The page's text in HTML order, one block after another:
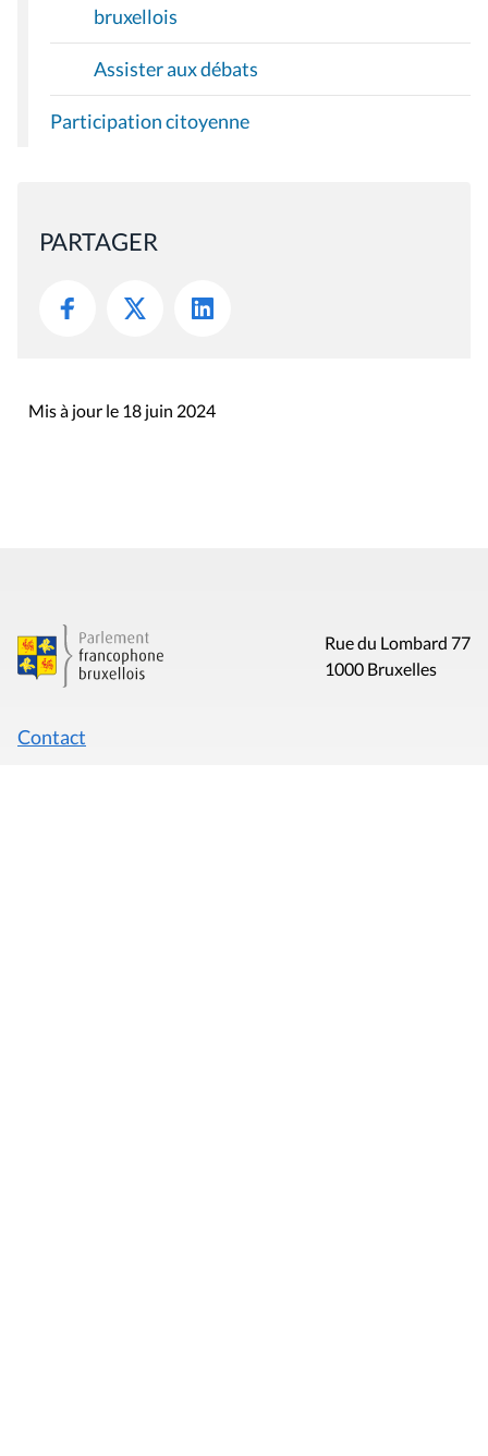
bruxellois
Assister aux débats
Participation citoyenne
PARTAGER
Mis à jour le 18 juin 2024
Rue du Lombard 77
1000 Bruxelles
Contact